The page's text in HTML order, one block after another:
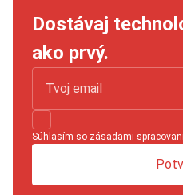
Dostávaj
ako prvý.
Súhlasím so zásadami